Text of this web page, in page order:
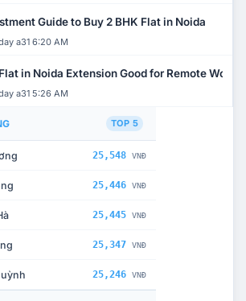
Guide to Buy 2 BHK Flat in Noida
a31 6:20 AM
in Noida Extension Good for Remote Work?
a31 5:26 AM
TOP 5
25,548 VNĐ
25,446 VNĐ
25,445 VNĐ
25,347 VNĐ
25,246 VNĐ